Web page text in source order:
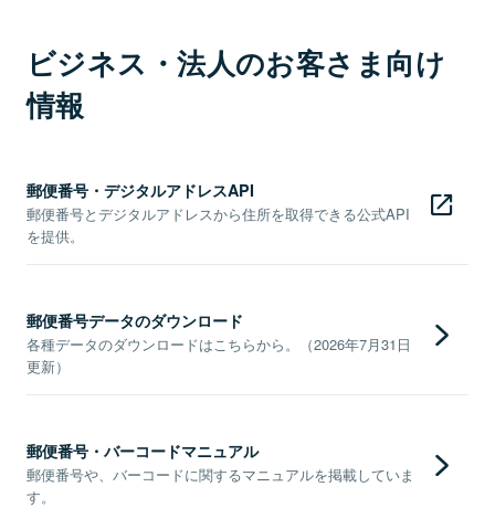
ビジネス・法人のお客さま向け
情報
郵便番号・デジタルアドレスAPI
郵便番号とデジタルアドレスから住所を取得できる公式API
を提供。
郵便番号データのダウンロード
各種データのダウンロードはこちらから。（2026年7月31日
更新）
郵便番号・バーコードマニュアル
郵便番号や、バーコードに関するマニュアルを掲載していま
す。